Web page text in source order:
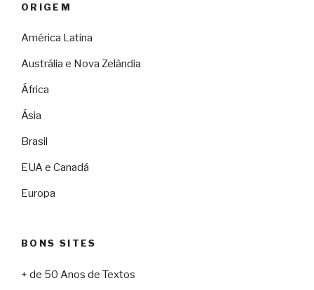
ORIGEM
América Latina
Austrália e Nova Zelândia
África
Ásia
Brasil
EUA e Canadá
Europa
BONS SITES
+ de 50 Anos de Textos